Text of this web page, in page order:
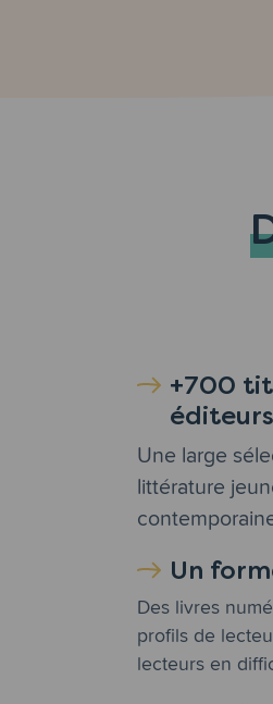
+700
éditeurs
Une large
littérature
Un
Des livres
profils de
lecteurs en